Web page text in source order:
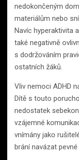
nedokončeným
materiálům nebo
Navíc hyperaktivita
také negativně
s dodržováním
ostatních žáků.
Vliv nemoci ADHD
Dítě s touto
nedostatek
vzájemné
vnímány jako
brání navázat